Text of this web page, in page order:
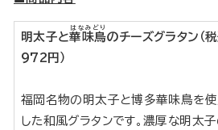
明太子と華味鳥
はなみどり
のチーズグラタン（
972円）
福岡名物の明太子と博多華味鳥を使
した和風グラタンです。濃厚な明太